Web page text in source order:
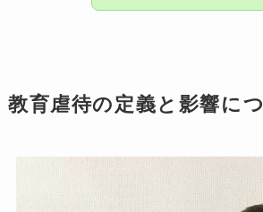
教育虐待の定義と影響に